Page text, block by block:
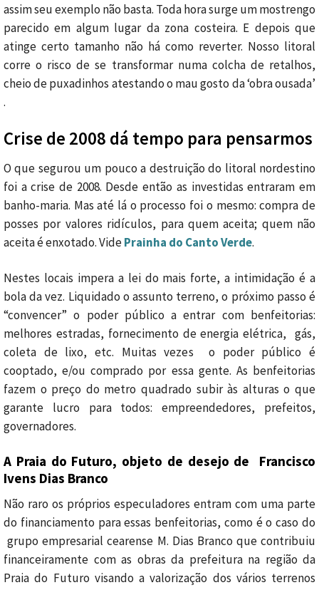
assim seu exemplo não basta. Toda hora surge um mostrengo
parecido em algum lugar da zona costeira. E depois que
atinge certo tamanho não há como reverter. Nosso litoral
corre o risco de se transformar numa colcha de retalhos,
cheio de puxadinhos atestando o mau gosto da ‘obra ousada’
.
Crise de 2008 dá tempo para pensarmos
O que segurou um pouco a destruição do litoral nordestino
foi a crise de 2008. Desde então as investidas entraram em
banho-maria. Mas até lá o processo foi o mesmo: compra de
posses por valores ridículos, para quem aceita; quem não
aceita é enxotado. VidePrainha do Canto Verde.
Nestes locais impera a lei do mais forte, a intimidação é a
bola da vez. Liquidado o assunto terreno, o próximo passo é
“convencer” o poder público a entrar com benfeitorias:
melhores estradas, fornecimento de energia elétrica, gás,
coleta de lixo, etc. Muitas vezes o poder público é
cooptado, e/ou comprado por essa gente. As benfeitorias
fazem o preço do metro quadrado subir às alturas o que
garante lucro para todos: empreendedores, prefeitos,
governadores.
A Praia do Futuro, objeto de desejo de Francisco
Ivens Dias Branco
Não raro os próprios especuladores entram com uma parte
do financiamento para essas benfeitorias, como é o caso do
grupo empresarial cearense M. Dias Branco que contribuiu
financeiramente com as obras da prefeitura na região da
Praia do Futuro visando a valorização dos vários terrenos